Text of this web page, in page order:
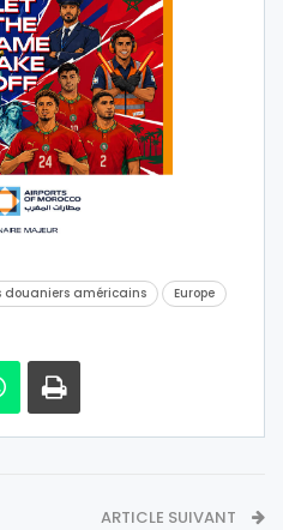
douaniers américains
Europe
ARTICLE SUIVANT